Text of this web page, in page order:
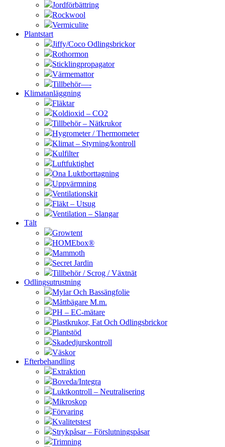
Jordförbättring
Rockwool
Vermiculite
Plantstart
Jiffy/Coco Odlingsbrickor
Rothormon
Sticklingpropagator
Värmemattor
Tillbehör—-
Klimatanläggning
Fläktar
Koldioxid – CO2
Tillbehör – Nätkrukor
Hygrometer / Thermometer
Klimat – Styrning/kontroll
Kulfilter
Luftfuktighet
Ona Luktborttagning
Uppvärmning
Ventilationskit
Fläkt – Utsug
Ventilation – Slangar
Tält
Growtent
HOMEbox®
Mammoth
Secret Jardin
Tillbehör / Scrog / Växtnät
Odlingsutrustning
Mylar Och Bassängfolie
Måttbägare M.m.
PH – EC-mätare
Plastkrukor, Fat Och Odlingsbrickor
Plantstöd
Skadedjurskontroll
Väskor
Efterbehandling
Extraktion
Boveda/Integra
Luktkontroll – Neutralisering
Mikroskop
Förvaring
Kvalitetstest
Strykpåsar – Förslutningspåsar
Trimning